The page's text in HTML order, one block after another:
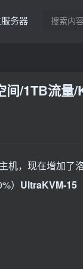
务器
/1TB流量/
机，现在增加了
） UltraKVM-15